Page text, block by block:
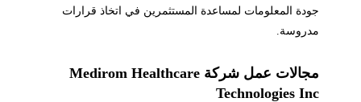
جودة المعلومات لمساعدة المستثمرين في اتخاذ قرارات
مدروسة.
مجالات عمل شركة Medirom Healthcare
Technologies Inc